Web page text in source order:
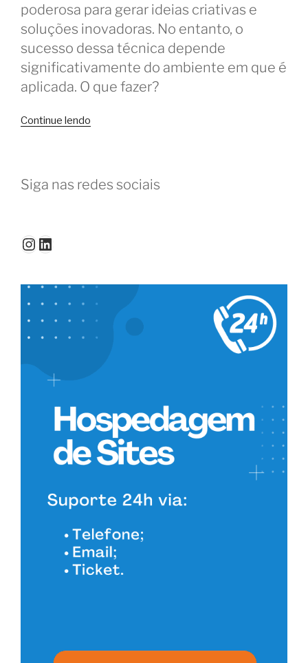
poderosa para gerar ideias criativas e
soluções inovadoras. No entanto, o
sucesso dessa técnica depende
significativamente do ambiente em que é
aplicada. O que fazer?
Continue lendo
para
Siga nas redes sociais
Instagram
LinkedIn